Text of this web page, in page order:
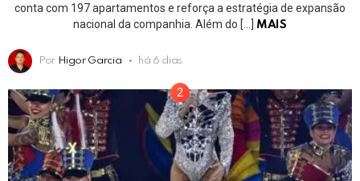
conta com 197 apartamentos e reforça a estratégia de expansão
nacional da companhia. Além do […]
MAIS
Por Higor Garcia há 6 dias